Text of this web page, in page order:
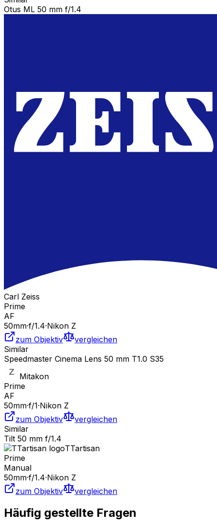
Otus ML 50 mm f/1.4
Carl Zeiss
Prime
AF
50mm·f/1.4·Nikon Z
zum Objektiv
vergleichen
Similar
Speedmaster Cinema Lens 50 mm T1.0 S35
Mitakon
Prime
AF
50mm·f/1·Nikon Z
zum Objektiv
vergleichen
Similar
Tilt 50 mm f/1.4
TTartisan
Prime
Manual
50mm·f/1.4·Nikon Z
zum Objektiv
vergleichen
Häufig gestellte Fragen